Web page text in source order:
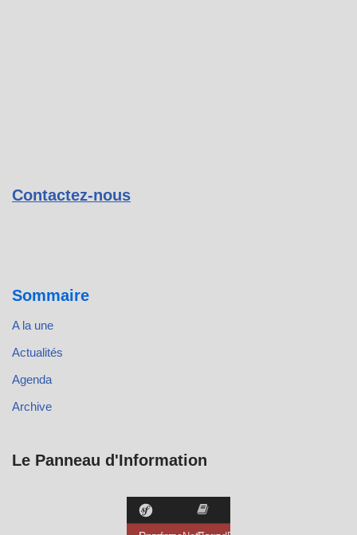
Contactez-nous
Sommaire
A la une
Actualités
Agenda
Archive
Le Panneau d'Information